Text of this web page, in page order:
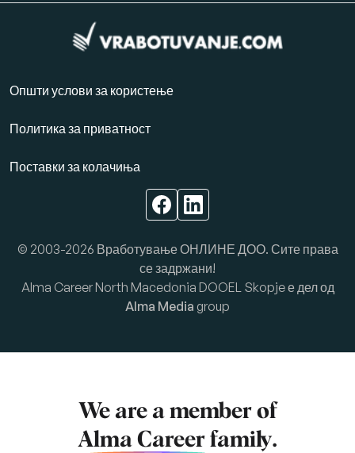
Општи услови за користење
Политика за приватност
Поставки за колачиња
© 2003-2026 Вработување ОНЛИНЕ ДОО. Сите права
се задржани!
Alma Career North Macedonia DOOEL Skopje е дел од
Alma Media group
We are a member of
Alma Career family.